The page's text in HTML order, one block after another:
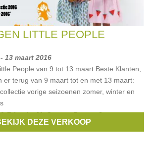
LITTLE PEOPLE
13 maart 2016
People van 9 tot 13 maart Beste Klanten,
er terug van 9 maart tot en met 13 maart:
vorige seizoenen zomer, winter en
Friends,McGregor,Retour Jeans,
DEZE VERKOOP